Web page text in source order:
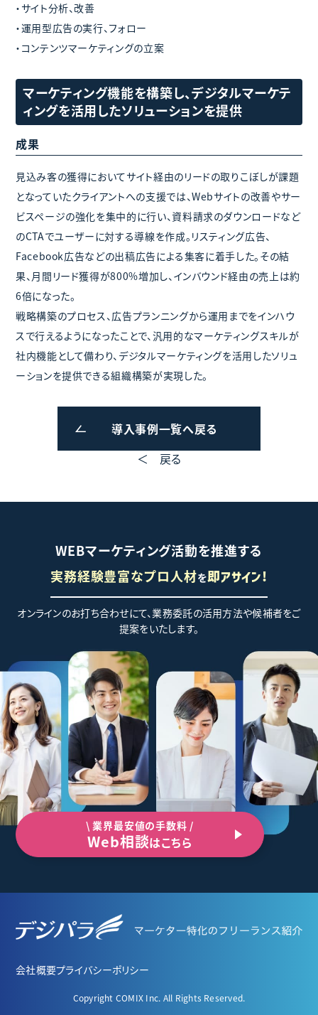
・サイト分析、改善
・運用型広告の実行、フォロー
・コンテンツマーケティングの立案
マーケティング機能を構築し、デジタルマーケテ
ィングを活用したソリューションを提供
成果
見込み客の獲得においてサイト経由のリードの取りこぼしが課題
となっていたクライアントへの支援では、Webサイトの改善やサー
ビスページの強化を集中的に行い、資料請求のダウンロードなど
のCTAでユーザーに対する導線を作成。リスティング広告、
Facebook広告などの出稿広告による集客に着手した。その結
果、月間リード獲得が800%増加し、インバウンド経由の売上は約
6倍になった。
戦略構築のプロセス、広告プランニングから運用までをインハウ
スで行えるようになったことで、汎用的なマーケティングスキルが
社内機能として備わり、デジタルマーケティングを活用したソリュ
ーションを提供できる組織構築が実現した。
導入事例一覧へ戻る
＜ 戻る
WEBマーケティング活動を推進する
実務経験豊富なプロ人材を即アサイン!
オンラインのお打ち合わせにて、業務委託の活用方法や候補者をご
提案をいたします。
\ 業界最安値の手数料 /
Web相談はこちら
会社概要プライバシーポリシー
Copyright COMIX Inc. All Rights Reserved.